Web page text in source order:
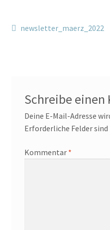
Vorheriger
newsletter_maerz_2022
Schreibe
Deine E-Mail-Adresse
Erforderliche Felder
Kommentar *